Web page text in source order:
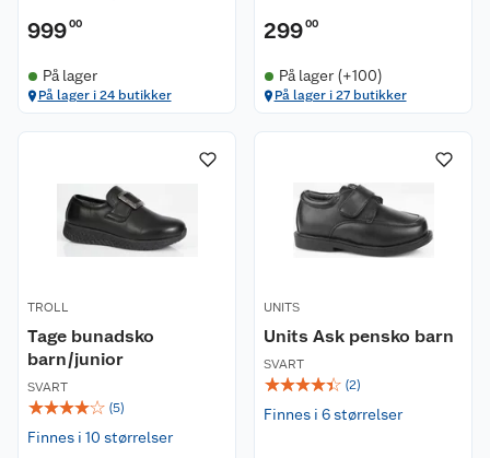
99900
På lager
På lager i 24 butikker
29900
På lager (+100)
På lager i 27 butikker
TROLL
Tage bunadsko
barn/junior
SVART
☆☆☆☆☆ (5)
Finnes i 10 størrelser
UNITS
Units Ask pensko barn
SVART
☆☆☆☆☆ (2)
Finnes i 6 størrelser